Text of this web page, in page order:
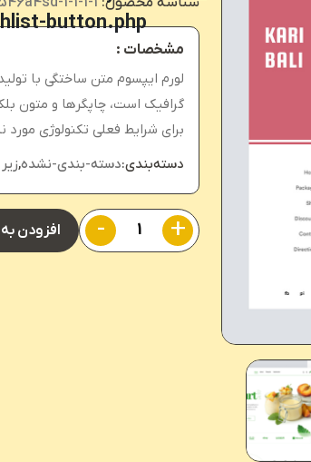
button.php
مشخصات :
لورم ایپسوم متن ساختگی با
گرافیک است، چاپگرها و متون
برای شرایط فعلی تکنولوژی مورد
دسته‌بندی:دسته-بندی-نشده,
+
- افزودن